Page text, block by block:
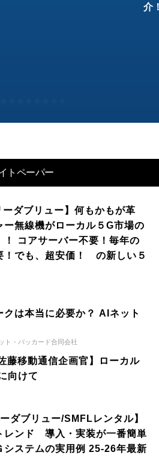
介
トペーパー
ーダブリュー】何もかもが革
無線機がローカル５G市場の
！ コアサーバー不要！毎年の
！でも、超安価！ の新しい５
は本当に必要か？ AIネット
ト・パッカード合同会社
藤移動通信企画官】ローカル
向けて
ダブリュー/SMFLレンタル】
レンド 導入・実装が一番簡単
システムの実用例 25-26年最新